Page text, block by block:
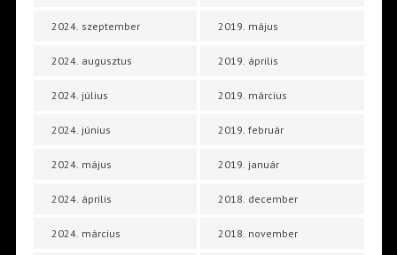
2024. szeptember
2024. augusztus
2024. július
2024. június
2024. május
2024. április
2024. március
2019. május
2019. április
2019. március
2019. február
2019. január
2018. december
2018. november